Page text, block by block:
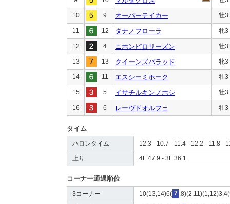
10 9 オーバーテイカー 牡3
11 12 タナノフローラ 牝3
12 4 ニホンピロリーズン 牡3
13 13 クイーンズバラッド 牝3
14 11 エスシーミホーク 牡3
15 5 イサチルキンノホシ 牡3
16 6 レーヴドオルフェ 牡3
タイム
ハロンタイム 12.3 - 10.7 - 11.4 - 12.2 - 11.8 -
上り 4F 47.9 - 3F 36.1
コーナー通過順位
3コーナー 10(13,14)6( 7